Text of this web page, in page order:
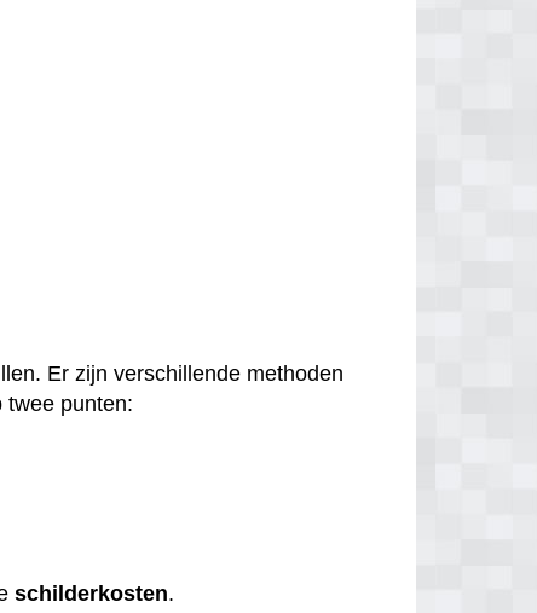
Er zijn verschillende methoden
twee punten:
schilderkosten.